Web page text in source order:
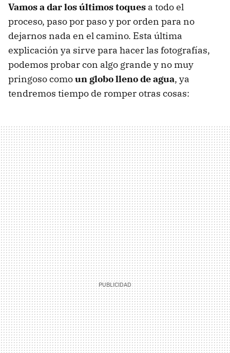
Vamos a dar los últimos toques a todo el
proceso, paso por paso y por orden para no
dejarnos nada en el camino. Esta última
explicación ya sirve para hacer las fotografías,
podemos probar con algo grande y no muy
pringoso comoun globo lleno de agua, ya
tendremos tiempo de romper otras cosas: